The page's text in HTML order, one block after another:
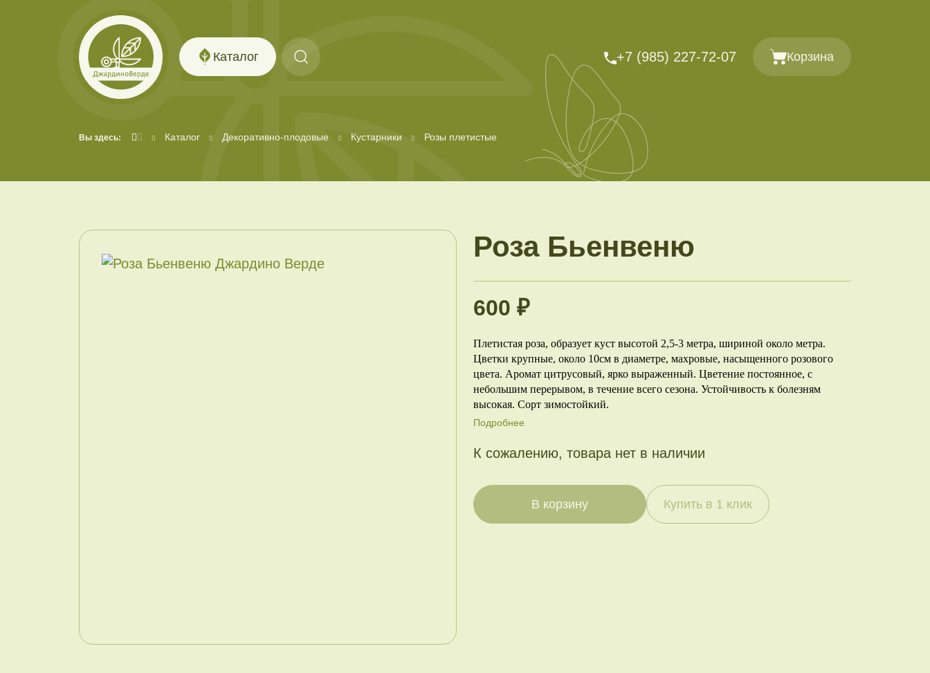
Каталог +7 (985) 227-72-07 Корзина
Вы здесь: Каталог Декоративно-плодовые Кустарники Розы плетистые
Роза Бьенвеню
600 ₽
Плетистая роза, образует куст высотой 2,5-3 метра, шириной около метра.
Цветки крупные, около 10см в диаметре, махровые, насыщенного розового
цвета. Аромат цитрусовый, ярко выраженный. Цветение постоянное, с
небольшим перерывом, в течение всего сезона. Устойчивость к болезням
высокая. Сорт зимостойкий.
Подробнее
К сожалению, товара нет в наличии
В корзину Купить в 1 клик